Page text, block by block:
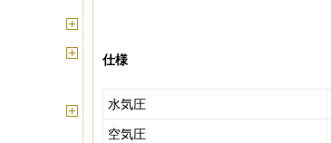
仕様
水気圧
空気圧